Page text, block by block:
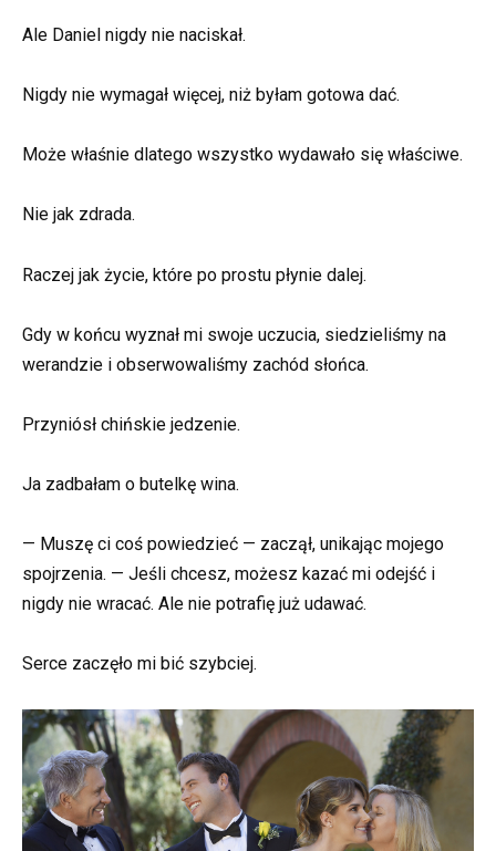
Ale Daniel nigdy nie naciskał.
Nigdy nie wymagał więcej, niż byłam gotowa dać.
Może właśnie dlatego wszystko wydawało się właściwe.
Nie jak zdrada.
Raczej jak życie, które po prostu płynie dalej.
Gdy w końcu wyznał mi swoje uczucia, siedzieliśmy na
werandzie i obserwowaliśmy zachód słońca.
Przyniósł chińskie jedzenie.
Ja zadbałam o butelkę wina.
— Muszę ci coś powiedzieć — zaczął, unikając mojego
spojrzenia. — Jeśli chcesz, możesz kazać mi odejść i
nigdy nie wracać. Ale nie potrafię już udawać.
Serce zaczęło mi bić szybciej.